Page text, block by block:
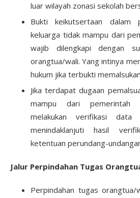
luar wilayah zonasi sekolah
Bukti keikutsertaan dalam
keluarga tidak mampu dari
wajib dilengkapi dengan
orangtua/wali. Yang intinya
hukum jika terbukti
Jika terdapat dugaan
mampu dari pemerintah
melakukan verifikasi
menindaklanjuti hasil
ketentuan perundang-
Jalur Perpindahan Tugas
Perpindahan tugas orangtua/